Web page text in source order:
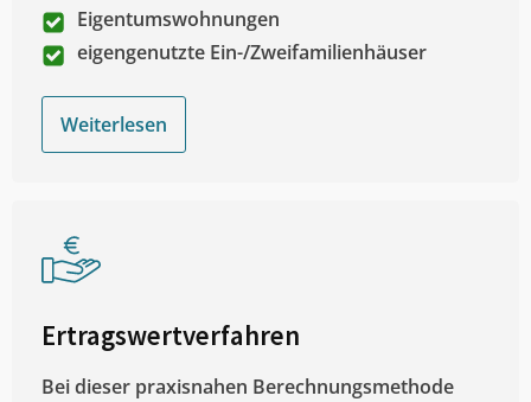
Eigentumswohnungen
eigengenutzte Ein-/Zweifamilienhäuser
Weiterlesen
Ertragswertverfahren
Bei dieser praxisnahen Berechnungsmethode